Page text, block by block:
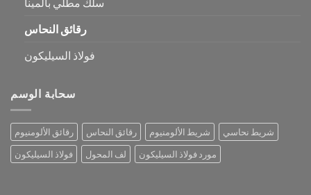
رقائق النحاس
فولاذ السيليكون
سحابة الوسم
رقائق الألومنيوم رقائق النحاس شريط الألومنيوم
شريط نحاسي
فولاذ السيليكون
لف المحول مورد فولاذ السيليكون